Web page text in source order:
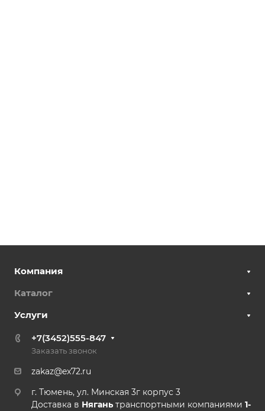
Компания
Каталог
Услуги
+7(3452)555-847
Заказать звонок
zakaz@ex72.ru
г. Тюмень, ул. Минская 3г корпус 3
Доставка в Нягань транспортными компаниями 1-